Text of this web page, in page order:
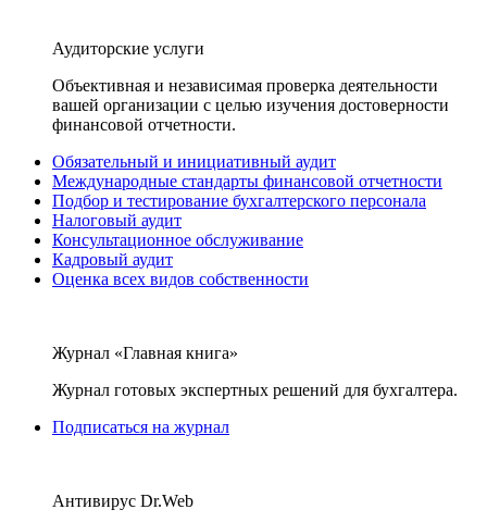
Аудиторские услуги
Объективная и независимая проверка деятельности
вашей организации с целью изучения достоверности
финансовой отчетности.
Обязательный и инициативный аудит
Международные стандарты финансовой отчетности
Подбор и тестирование бухгалтерского персонала
Налоговый аудит
Консультационное обслуживание
Кадровый аудит
Оценка всех видов собственности
Журнал «Главная книга»
Журнал готовых экспертных решений для бухгалтера.
Подписаться на журнал
Антивирус Dr.Web